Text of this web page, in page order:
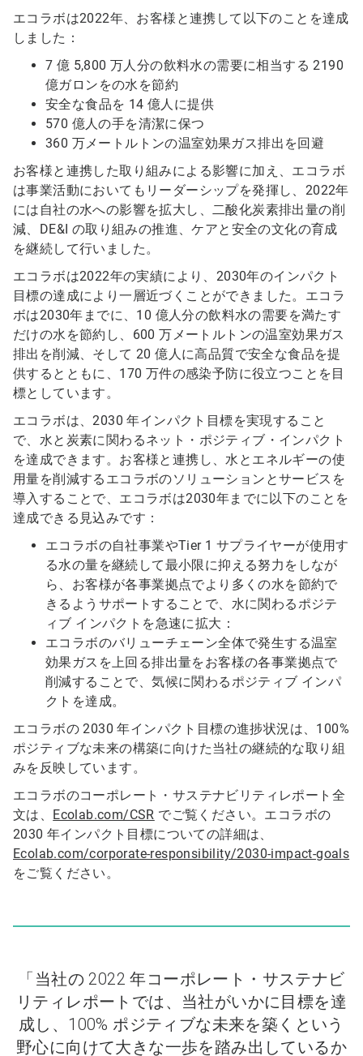
エコラボは2022年、お客様と連携して以下のことを達成
しました：
7 億 5,800 万人分の飲料水の需要に相当する 2190
億ガロンをの水を節約
安全な食品を 14 億人に提供
570 億人の手を清潔に保つ
360 万メートルトンの温室効果ガス排出を回避
お客様と連携した取り組みによる影響に加え、エコラボ
は事業活動においてもリーダーシップを発揮し、2022年
には自社の水への影響を拡大し、二酸化炭素排出量の削
減、DE&I の取り組みの推進、ケアと安全の文化の育成
を継続して行いました。
エコラボは2022年の実績により、2030年のインパクト
目標の達成により一層近づくことができました。エコラ
ボは2030年までに、10 億人分の飲料水の需要を満たす
だけの水を節約し、600 万メートルトンの温室効果ガス
排出を削減、そして 20 億人に高品質で安全な食品を提
供するとともに、170 万件の感染予防に役立つことを目
標としています。
エコラボは、2030 年インパクト目標を実現すること
で、水と炭素に関わるネット・ポジティブ・インパクト
を達成できます。お客様と連携し、水とエネルギーの使
用量を削減するエコラボのソリューションとサービスを
導入することで、エコラボは2030年までに以下のことを
達成できる見込みです：
エコラボの自社事業やTier 1 サプライヤーが使用す
る水の量を継続して最小限に抑える努力をしなが
ら、お客様が各事業拠点でより多くの水を節約で
きるようサポートすることで、水に関わるポジテ
ィブ インパクトを急速に拡大：
エコラボのバリューチェーン全体で発生する温室
効果ガスを上回る排出量をお客様の各事業拠点で
削減することで、気候に関わるポジティブ インパ
クトを達成。
エコラボの 2030 年インパクト目標の進捗状況は、100%
ポジティブな未来の構築に向けた当社の継続的な取り組
みを反映しています。
エコラボのコーポレート・サステナビリティレポート全
文は、 Ecolab.com/CSR でご覧ください。エコラボの
2030 年インパクト目標についての詳細は、
Ecolab.com/corporate-responsibility/2030-impact-goals
をご覧ください。
「当社の 2022 年コーポレート・サステナビ
リティレポートでは、当社がいかに目標を達
成し、100% ポジティブな未来を築くという
野心に向けて大きな一歩を踏み出しているか